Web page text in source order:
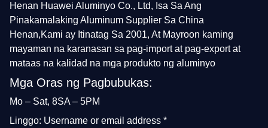
Henan Huawei Aluminyo Co., Ltd, Isa Sa Ang
Pinakamalaking Aluminum Supplier Sa China
Henan,Kami ay Itinatag Sa 2001, At Mayroon kaming
mayaman na karanasan sa pag-import at pag-export at
mataas na kalidad na mga produkto ng aluminyo
Mga Oras ng Pagbubukas:
Mo – Sat, 8SA – 5PM
Linggo: Username or email address *